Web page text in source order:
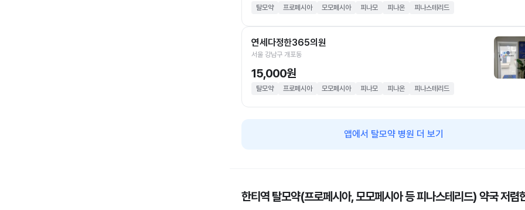
탈모약 프로페시아 모모페시아 피나모 피나온 피나스테리드
연세다정한365의원
서울 강남구 개포동
15,000원
탈모약 프로페시아 모모페시아 피나모 피나온 피나스테리드
앱에서 탈모약 병원 더 보기
한티역 탈모약(프로페시아, 모모페시아 등 피나스테리드) 약국 저렴